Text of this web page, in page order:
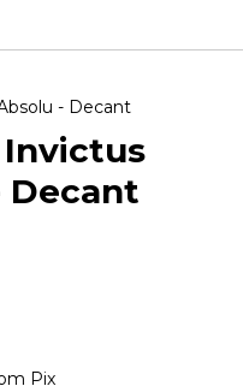
- Decant
Invictus
Decant
Pix